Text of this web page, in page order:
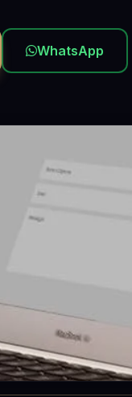
WhatsApp